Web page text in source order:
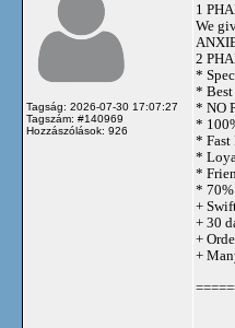
Tagság: 2026-07-30 17:07:27
Tagszám: #140969
Hozzászólások: 926
1
We
2
*
*
* NO
*
* Fast
*
*
* 70%
+
+ 30
+
+